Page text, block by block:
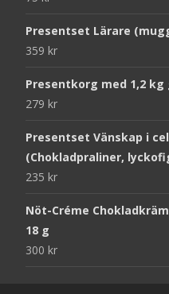
Presentset Lärare
359 kr
Presentkorg med 1,2 kg
279 kr
Presentset Vänskap i
(Chokladpraliner,
235 kr
Nöt-Créme
18 g
300 kr